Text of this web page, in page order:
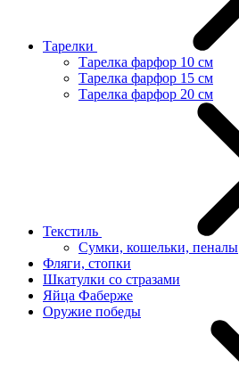
Тарелки
Тарелка фарфор 10 см
Тарелка фарфор 15 см
Тарелка фарфор 20 см
Текстиль
Сумки, кошельки, пеналы
Фляги, стопки
Шкатулки со стразами
Яйца Фаберже
Оружие победы